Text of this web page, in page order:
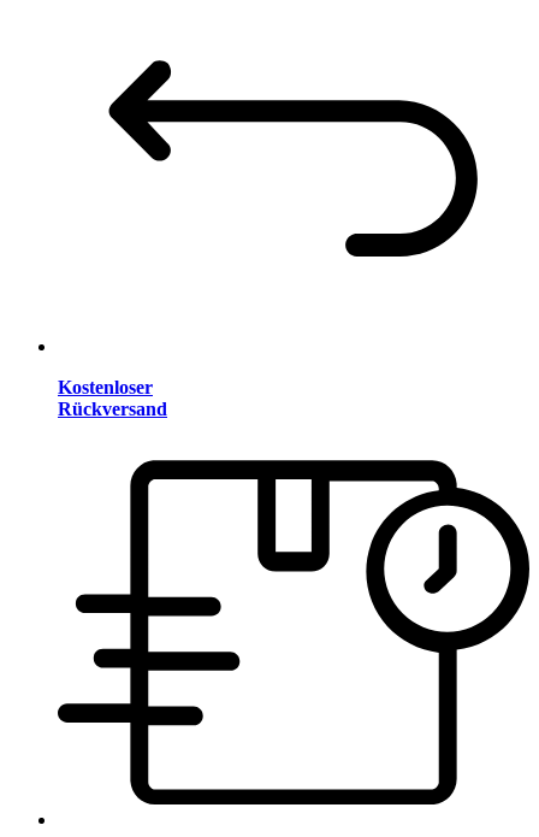
Kostenloser
Rückversand